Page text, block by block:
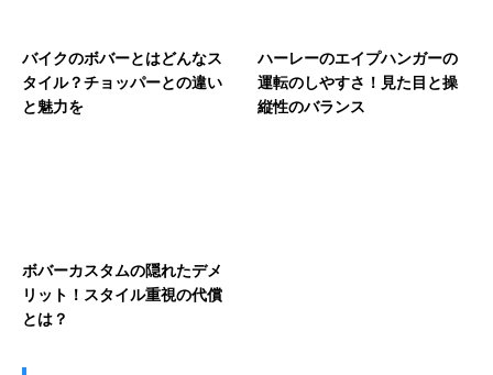
バイクのボバーとはどんなス
タイル？チョッパーとの違い
と魅力を
ハーレーのエイプハンガーの
運転のしやすさ！見た目と操
縦性のバランス
ボバーカスタムの隠れたデメ
リット！スタイル重視の代償
とは？